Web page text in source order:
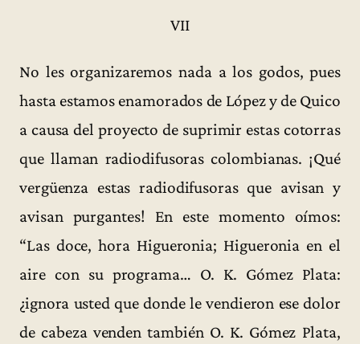
VII
No les organizaremos nada a los godos, pues
hasta estamos enamorados de López y de Quico
a causa del proyecto de suprimir estas cotorras
que llaman radiodifusoras colombianas. ¡Qué
vergüenza estas radiodifusoras que avisan y
avisan purgantes! En este momento oímos:
“Las doce, hora Higueronia; Higueronia en el
aire con su programa… O. K. Gómez Plata:
¿ignora usted que donde le vendieron ese dolor
de cabeza venden también O. K. Gómez Plata,